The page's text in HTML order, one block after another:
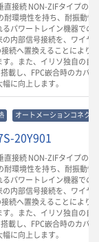
接続 NON-ZIFタイプの
耐環境性を持ち、耐振動
パワートレイン機器での
の内部信号接続を、ワイヤ
続へ置換えることにより
。また、イリソ独自の自
載し、FPC嵌合時のカバ
に向上します。
オートメーションコネクタ
20Y901
接続 NON-ZIFタイプの
耐環境性を持ち、耐振動
パワートレイン機器での
の内部信号接続を、ワイヤ
続へ置換えることにより
。また、イリソ独自の自
載し、FPC嵌合時のカバ
に向上します。